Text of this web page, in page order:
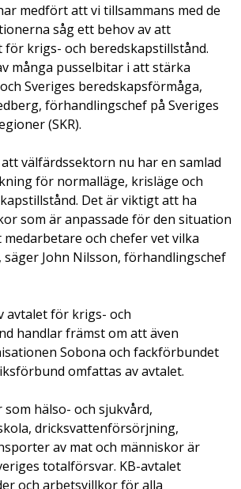
medfört att vi tillsammans med de
såg ett behov av att
för krigs- och beredskapstillstånd.
många pusselbitar i att stärka
Sveriges beredskapsförmåga,
förhandlingschef på Sveriges
(SKR).
välfärdssektorn nu har en samlad
för normalläge, krisläge och
Det är viktigt att ha
som är anpassade för den situation
och chefer vet vilka
John Nilsson, förhandlingschef
avtalet för krigs- och
handlar främst om att även
Sobona och fackförbundet
omfattas av avtalet.
hälso- och sjukvård,
dricksvattenförsörjning,
av mat och människor är
totalförsvar. KB-avtalet
och arbetsvillkor för alla